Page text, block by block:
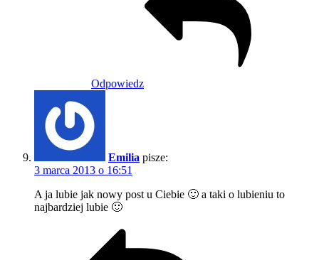
Odpowiedz
Emilia pisze:
3 marca 2013 o 16:51
A ja lubie jak nowy post u Ciebie 🙂 a taki o lubieniu to
najbardziej lubie 🙂